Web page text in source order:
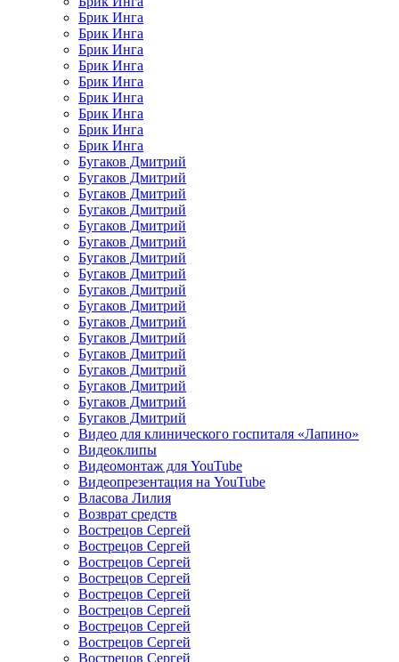
Брик Инга
Брик Инга
Брик Инга
Брик Инга
Брик Инга
Брик Инга
Брик Инга
Брик Инга
Брик Инга
Бугаков Дмитрий
Бугаков Дмитрий
Бугаков Дмитрий
Бугаков Дмитрий
Бугаков Дмитрий
Бугаков Дмитрий
Бугаков Дмитрий
Бугаков Дмитрий
Бугаков Дмитрий
Бугаков Дмитрий
Бугаков Дмитрий
Бугаков Дмитрий
Бугаков Дмитрий
Бугаков Дмитрий
Бугаков Дмитрий
Бугаков Дмитрий
Бугаков Дмитрий
Видео для клинического госпиталя «Лапино»
Видеоклипы
Видеомонтаж для YouTube
Видеопрезентация на YouTube
Власова Лилия
Возврат средств
Вострецов Сергей
Вострецов Сергей
Вострецов Сергей
Вострецов Сергей
Вострецов Сергей
Вострецов Сергей
Вострецов Сергей
Вострецов Сергей
Вострецов Сергей